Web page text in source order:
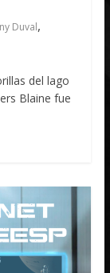
Duval,
del lago
Blaine fue